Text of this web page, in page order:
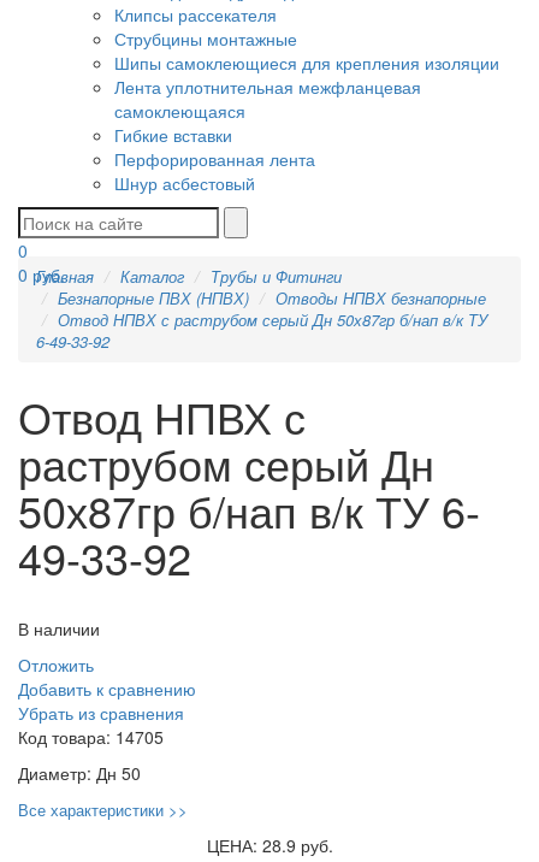
Клипсы рассекателя
Струбцины монтажные
Шипы самоклеющиеся для крепления изоляции
Лента уплотнительная межфланцевая
самоклеющаяся
Гибкие вставки
Перфорированная лента
Шнур асбестовый
0
0 руб.
Главная Каталог
Трубы и Фитинги
Безнапорные ПВХ (НПВХ)
Отводы НПВХ безнапорные
Отвод НПВХ с раструбом серый Дн 50х87гр б/нап в/к ТУ
6-49-33-92
Отвод НПВХ с
раструбом серый Дн
50х87гр б/нап в/к ТУ 6-
49-33-92
В наличии
Отложить
Добавить к сравнению
Убрать из сравнения
Код товара: 14705
Диаметр: Дн 50
Все характеристики >>
ЦЕНА: 28.9 руб.